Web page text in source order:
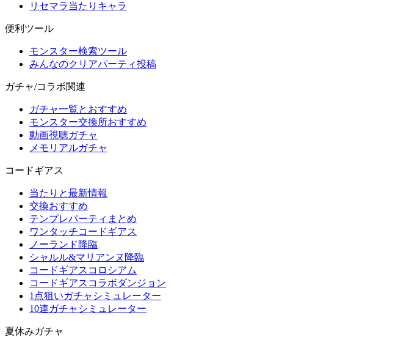
リセマラ当たりキャラ
便利ツール
モンスター検索ツール
みんなのクリアパーティ投稿
ガチャ/コラボ関連
ガチャ一覧とおすすめ
モンスター交換所おすすめ
動画視聴ガチャ
メモリアルガチャ
コードギアス
当たりと最新情報
交換おすすめ
テンプレパーティまとめ
ワンタッチコードギアス
ノーランド降臨
シャルル&マリアンヌ降臨
コードギアスコロシアム
コードギアスコラボダンジョン
1点狙いガチャシミュレーター
10連ガチャシミュレーター
夏休みガチャ